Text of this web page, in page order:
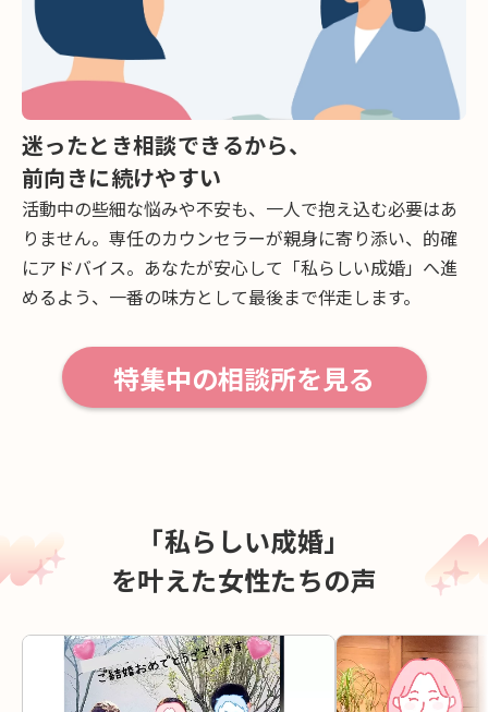
迷ったとき相談できるから、
前向きに続けやすい
活動中の些細な悩みや不安も、一人で抱え込む必要はあ
りません。 専任のカウンセラーが親身に寄り添い、的確
にアドバイス。 あなたが安心して「私らしい成婚」へ進
めるよう、一番の味方として最後まで伴走します。
特集中の相談所を見る
「私らしい成婚」
を叶えた女性たちの声